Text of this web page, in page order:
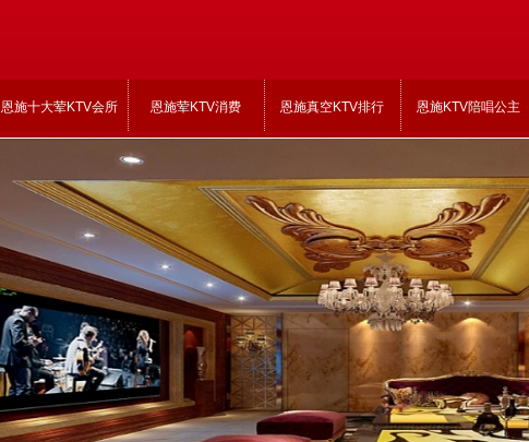
恩施十大荤KTV会所 恩施荤KTV消费 恩施真空KTV排行 恩施KTV陪唱公主